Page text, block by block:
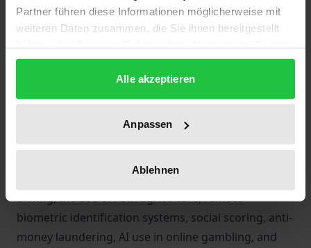
Partner führen diese Informationen möglicherweise mit
weiteren Daten zusammen, die Sie ihnen bereitgestellt
gesammelt haben.
Alle akzeptieren
Anpassen
Ablehnen
The increasing use of artificial intelligence (AI for
including in public commercial law. In this
conference volume, many possible applications of
artificial intelligence and the associated legal issues
are addressed from Taiwanese, Austrian and
administration, real laboratories, autonomous
driving, the use of AI in agriculture, remote
biometric identification systems, social scoring, anti-
money laundering, AI use in online gambling, and